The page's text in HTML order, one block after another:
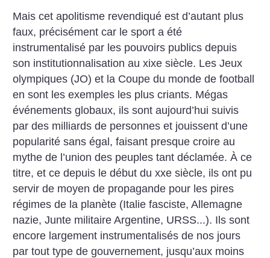
Mais cet apolitisme revendiqué est d’autant plus
faux, précisément car le sport a été
instrumentalisé par les pouvoirs publics depuis
son institutionnalisation au xixe siècle. Les Jeux
olympiques (JO) et la Coupe du monde de football
en sont les exemples les plus criants. Mégas
événements globaux, ils sont aujourd’hui suivis
par des milliards de personnes et jouissent d’une
popularité sans égal, faisant presque croire au
mythe de l’union des peuples tant déclamée. À ce
titre, et ce depuis le début du xxe siècle, ils ont pu
servir de moyen de propagande pour les pires
régimes de la planète (Italie fasciste, Allemagne
nazie, Junte militaire Argentine, URSS...). Ils sont
encore largement instrumentalisés de nos jours
par tout type de gouvernement, jusqu’aux moins